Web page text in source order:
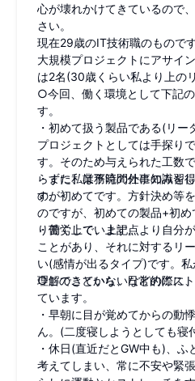
心が壊れかけてきているので
さい。
現在29歳のIT技術職のものです
大規模プロジェクトにアサイ
は2名(30歳くらい私より上の
○今回、働く環境として下記
す。
・初めて扱う製品である(リー
プロジェクトとしては手探り
す。そのため与えられた工数
らずに、業務時間外に知識習
す。
・また私は下流の仕事のみを
のが初めてです。方針決め等
のですが、初めての製品+初
り苦労しています。
・働く上で、上記点より自分
ことがあり、それに対するリ
い(感情が出るタイプ)です。
理解できていないなどの際に
○このことから、日常的にス
ています。
・早朝に目が覚めてからの動
ん。(二度寝しようとしても寝
・休日(直近だとGW中も)、
考えてしまい、常に不安や緊